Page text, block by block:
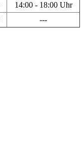
14:00 - 18:00 Uhr
---